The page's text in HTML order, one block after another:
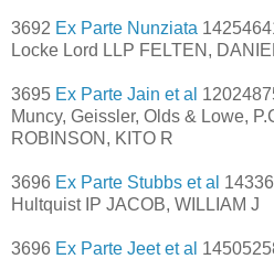
3692 Ex Parte Nunziata
Locke Lord LLP FELTEN,
3695 Ex Parte Jain et al
Muncy, Geissler, Olds & Lowe,
ROBINSON, KITO R
3696 Ex Parte Stubbs et al
Hultquist IP JACOB, WILLIAM J
3696 Ex Parte Jeet et al